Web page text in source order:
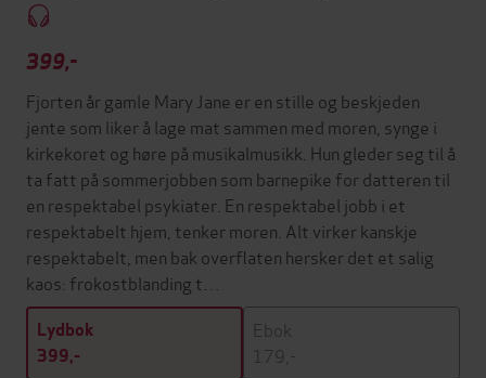
399,-
Fjorten år gamle Mary Jane er en stille og beskjeden
jente som liker å lage mat sammen med moren, synge i
kirkekoret og høre på musikalmusikk. Hun gleder seg til å
ta fatt på sommerjobben som barnepike for datteren til
en respektabel psykiater. En respektabel jobb i et
respektabelt hjem, tenker moren. Alt virker kanskje
respektabelt, men bak overflaten hersker det et salig
kaos: frokostblanding t…
Lydbok
399,-
Ebok
179,-